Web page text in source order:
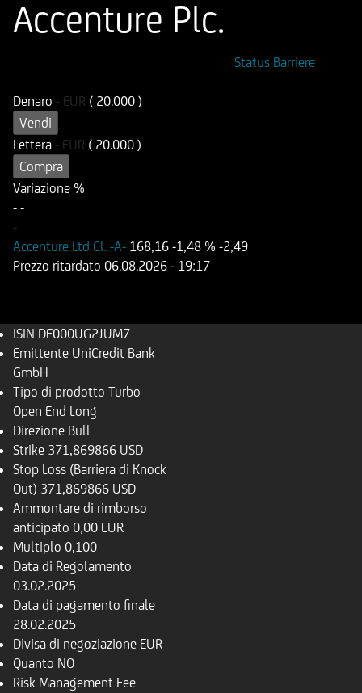
Accenture Plc.
Status Barriere
Denaro - EUR ( 20.000 )
Vendi
Lettera - EUR ( 20.000 )
Compra
Variazione %
- -
-
Accenture Ltd Cl. -A- 168,16 -1,48 % -2,49
Prezzo ritardato 06.08.2026 - 19:17
ISIN DE000UG2JUM7
Emittente UniCredit Bank
GmbH
Tipo di prodotto Turbo
Open End Long
Direzione Bull
Strike 371,869866 USD
Stop Loss (Barriera di Knock
Out) 371,869866 USD
Ammontare di rimborso
anticipato 0,00 EUR
Multiplo 0,100
Data di Regolamento
03.02.2025
Data di pagamento finale
28.02.2025
Divisa di negoziazione EUR
Quanto NO
Risk Management Fee